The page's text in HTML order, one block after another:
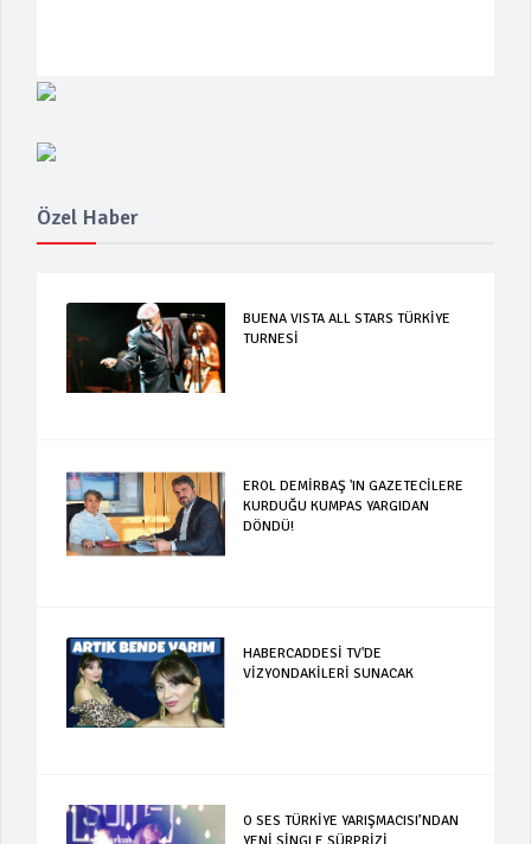
Özel Haber
BUENA VISTA ALL STARS TÜRKİYE
TURNESİ
EROL DEMİRBAŞ 'IN GAZETECİLERE
KURDUĞU KUMPAS YARGIDAN
DÖNDÜ!
HABERCADDESİ TV'DE
VİZYONDAKİLERİ SUNACAK
O SES TÜRKİYE YARIŞMACISI’NDAN